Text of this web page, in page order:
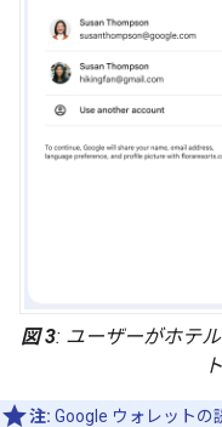
図 3: ユーザーがホテ
注: Google ウォレットの